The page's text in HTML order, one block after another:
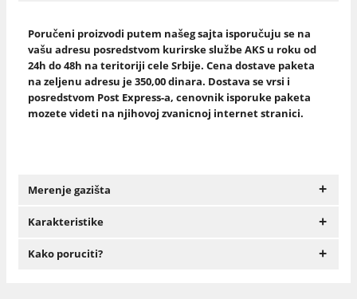
Poručeni proizvodi putem našeg sajta isporučuju se na
vašu adresu posredstvom kurirske službe AKS u roku od
24h do 48h na teritoriji cele Srbije. Cena dostave paketa
na zeljenu adresu je 350,00 dinara. Dostava se vrsi i
posredstvom Post Express-a, cenovnik isporuke paketa
mozete videti na njihovoj zvanicnoj internet stranici.
Merenje gazišta +
Karakteristike +
Kako poruciti? +